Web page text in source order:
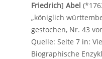
Friedrich] Abel
„königlich
gestochen, Nr. 43
Quelle: Seite 7 in:
Biographische